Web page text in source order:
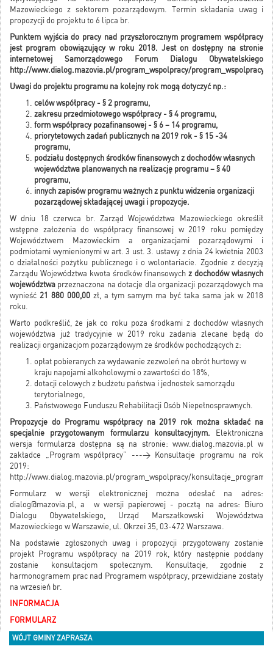
Mazowieckiego z sektorem pozarządowym. Termin składania uwag i
propozycji do projektu to 6 lipca br.
Punktem wyjścia do pracy nad przyszłorocznym programem współpracy
jest program obowiązujący w roku 2018. Jest on dostępny na stronie
internetowej Samorządowego Forum Dialogu Obywatelskiego
http://www.dialog.mazovia.pl/program_wspolpracy/
Uwagi do projektu programu na kolejny rok mogą dotyczyć np.:
celów współpracy - § 2 programu,
zakresu przedmiotowego współpracy - § 4 programu,
form współpracy pozafinansowej - § 6 – 14 programu,
priorytetowych zadań publicznych na 2019 rok - § 15 -34
programu,
podziału dostępnych środków finansowych z dochodów własnych
województwa planowanych na realizację programu – § 40
programu,
innych zapisów programu ważnych z punktu widzenia organizacji
pozarządowej składającej uwagi i propozycje.
W dniu 18 czerwca br. Zarząd Województwa Mazowieckiego określił
wstępne założenia do współpracy finansowej w 2019 roku pomiędzy
Województwem Mazowieckim a organizacjami pozarządowymi i
podmiotami wymienionymi w art. 3 ust. 3. ustawy z dnia 24 kwietnia 2003
o działalności pożytku publicznego i o wolontariacie. Zgodnie z decyzją
Zarządu Województwa kwota środków finansowychz dochodów własnych
województwa przeznaczona na dotacje dla organizacji pozarządowych ma
wynieść 21 880 000,00 zł, a tym samym ma być taka sama jak w 2018
roku.
Warto podkreślić, że jak co roku poza środkami z dochodów własnych
województwa już tradycyjnie w 2019 roku zadania zlecane będą do
realizacji organizacjom pozarządowym ze środków pochodzących z:
opłat pobieranych za wydawanie zezwoleń na obrót hurtowy w
kraju napojami alkoholowymi o zawartości do 18%,
dotacji celowych z budżetu państwa i jednostek samorządu
terytorialnego,
Państwowego Funduszu Rehabilitacji Osób Niepełnosprawnych.
Propozycje do Programu współpracy na 2019 rok można składać na
specjalnie przygotowanym formularzu konsultacyjnym.
Elektroniczna
wersja formularza dostępna są na stronie:www.dialog.mazovia.pl w
zakładce „Program współpracy” ---> Konsultacje programu na rok
2019:
http://www.dialog.mazovia.pl/program_wspolpracy/
Formularz w wersji elektronicznej można odesłać na adres:
dialog@mazovia.pl, a w wersji papierowej - pocztą na adres: Biuro
Dialogu Obywatelskiego, Urząd Marszałkowski Województwa
Mazowieckiego w Warszawie, ul. Okrzei 35, 03-472 Warszawa.
Na podstawie zgłoszonych uwag i propozycji przygotowany zostanie
projekt Programu współpracy na 2019 rok, który następnie poddany
zostanie konsultacjom społecznym. Konsultacje, zgodnie z
harmonogramem prac nad Programem współpracy, przewidziane zostały
na wrzesień br.
INFORMACJA
FORMULARZ
WÓJT GMINY ZAPRASZA